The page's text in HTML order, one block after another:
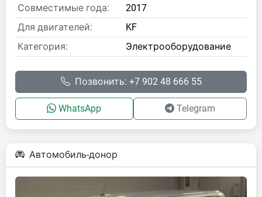
Совместимые года:
2017
Для двигателей:
KF
Категория:
Электрооборудование
Позвонить: +7 902 48 666 55
WhatsApp Telegram
Автомобиль-донор